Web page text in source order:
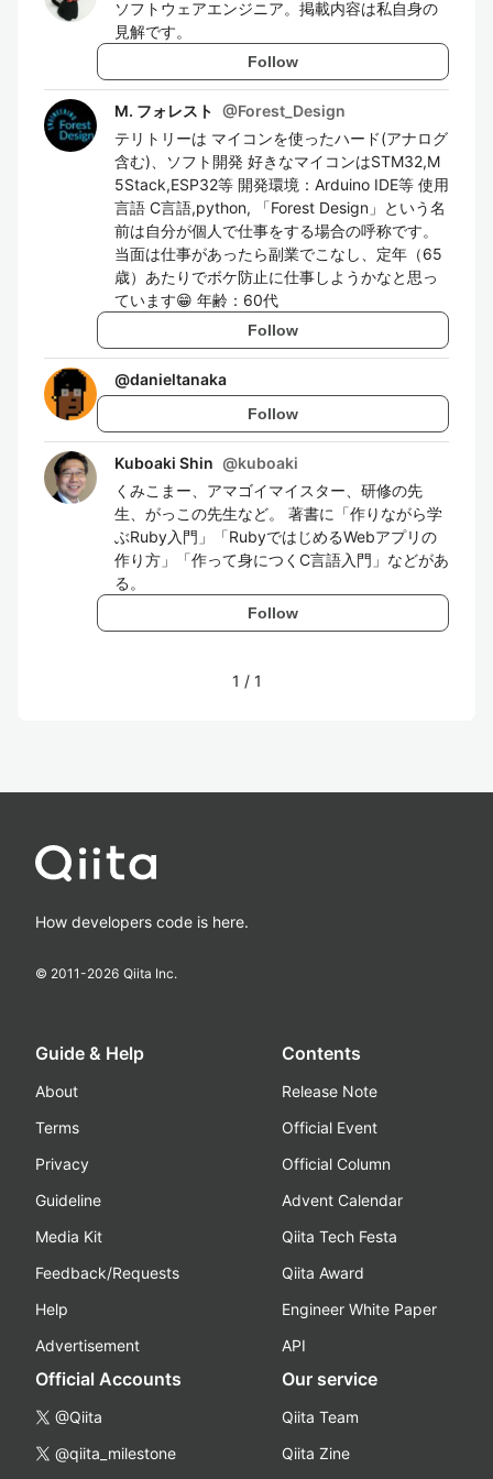
ソフトウェアエンジニア。掲載内容は私自身の
見解です。
Follow
M. フォレスト @Forest_Design
テリトリーは マイコンを使ったハード(アナログ
含む)、ソフト開発 好きなマイコンはSTM32,M
5Stack,ESP32等 開発環境：Arduino IDE等 使用
言語 C言語,python, 「Forest Design」という名
前は自分が個人で仕事をする場合の呼称です。
当面は仕事があったら副業でこなし、定年（65
歳）あたりでボケ防止に仕事しようかなと思っ
ています😁 年齢：60代
Follow
@danieltanaka
Follow
Kuboaki Shin @kuboaki
くみこまー、アマゴイマイスター、研修の先
生、がっこの先生など。 著書に「作りながら学
ぶRuby入門」「RubyではじめるWebアプリの
作り方」「作って身につくC言語入門」などがあ
る。
Follow
1 / 1
How developers code is here.
© 2011-2026 Qiita Inc.
Guide & Help
About
Terms
Privacy
Guideline
Media Kit
Feedback/Requests
Help
Advertisement
Contents
Release Note
Official Event
Official Column
Advent Calendar
Qiita Tech Festa
Qiita Award
Engineer White Paper
API
Official Accounts
@Qiita
@qiita_milestone
Our service
Qiita Team
Qiita Zine